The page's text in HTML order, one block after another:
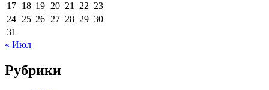
17 18 19 20 21 22 23
24 25 26 27 28 29 30
31
« Июл
Рубрики